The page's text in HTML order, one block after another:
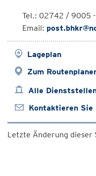
Tel.: 02742 / 9005
Email:
Lageplan
Zum
Alle
Kontaktieren Sie
Letzte Änderung